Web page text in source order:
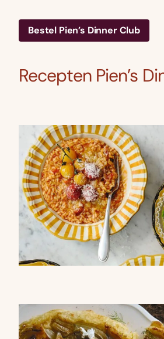
Bestel Pien’s Dinner Club
Recepten Pien’s